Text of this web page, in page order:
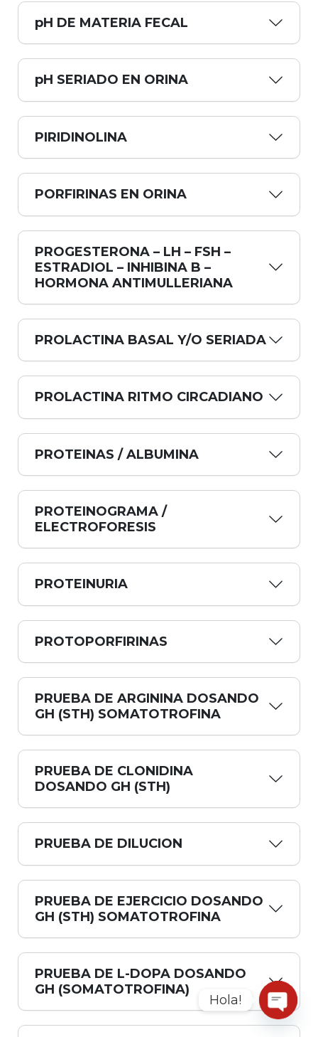
pH DE MATERIA FECAL
pH SERIADO EN ORINA
PIRIDINOLINA
PORFIRINAS EN ORINA
PROGESTERONA – LH – FSH –
ESTRADIOL – INHIBINA B –
HORMONA ANTIMULLERIANA
PROLACTINA BASAL Y/O SERIADA
PROLACTINA RITMO CIRCADIANO
PROTEINAS / ALBUMINA
PROTEINOGRAMA /
ELECTROFORESIS
PROTEINURIA
PROTOPORFIRINAS
PRUEBA DE ARGININA DOSANDO
GH (STH) SOMATOTROFINA
PRUEBA DE CLONIDINA
DOSANDO GH (STH)
PRUEBA DE DILUCION
PRUEBA DE EJERCICIO DOSANDO
GH (STH) SOMATOTROFINA
PRUEBA DE L-DOPA DOSANDO
GH (SOMATOTROFINA)
Hola!
Open